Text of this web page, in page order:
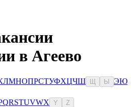
в Агеево
ЛМНОПРСТУФХЦЧШ Ы ЭЮ
QRSTUVWX Y Z